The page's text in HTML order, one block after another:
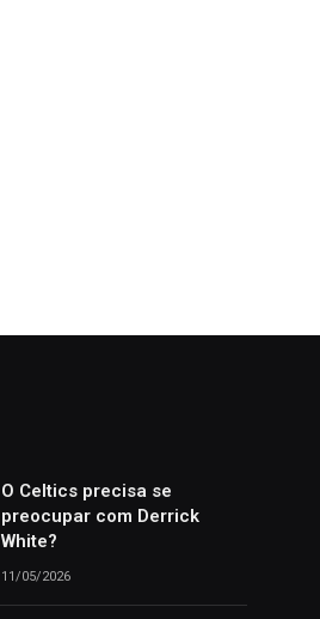
O Celtics precisa se
preocupar com Derrick
White?
11/05/2026